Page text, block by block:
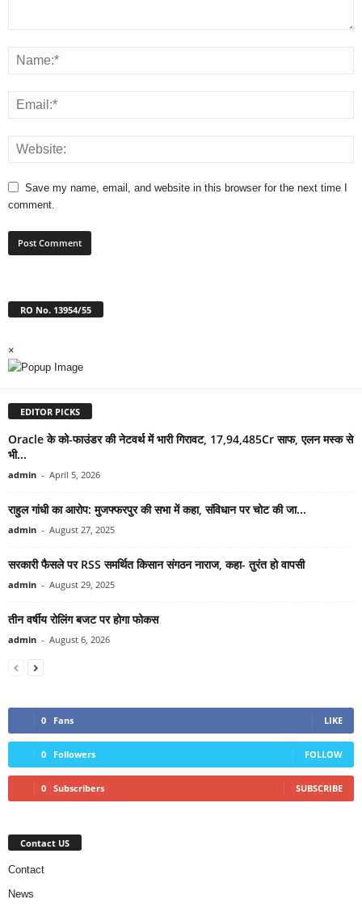
Save my name, email, and website in this browser for the next time I
comment.
RO No. 13954/55
×
EDITOR PICKS
Oracle के को-फाउंडर की नेटवर्थ में भारी गिरावट, 17,94,485Cr साफ, एलन मस्क से
भी...
admin - April 5, 2026
राहुल गांधी का आरोप: मुजफ्फरपुर की सभा में कहा, संविधान पर चोट की जा...
admin - August 27, 2025
सरकारी फैसले पर RSS समर्थित किसान संगठन नाराज, कहा- तुरंत हो वापसी
admin - August 29, 2025
तीन वर्षीय रोलिंग बजट पर होगा फोकस
admin - August 6, 2026
0 Fans LIKE
0 Followers FOLLOW
0 Subscribers SUBSCRIBE
Contact US
Contact
News